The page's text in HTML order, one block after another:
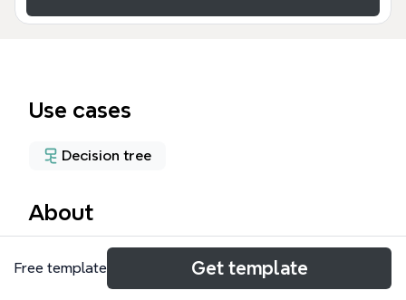
Use cases
Decision tree
About
Este Análisis costo-beneficio plantilla es una
herramienta técnica diseñada para la toma de
Free template Get template